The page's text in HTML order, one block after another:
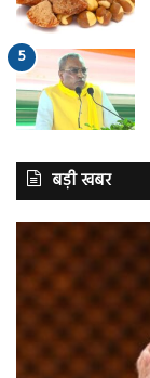
बड़ी खबर